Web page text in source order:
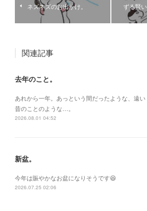
ネズネズのお出かけ。 ずる賢い
関連記事
去年のこと。
あれから一年。あっという間だったような、遠い
昔のことのような…。
2026.08.01 04:52
新盆。
今年は賑やかなお盆になりそうです😆
2026.07.25 02:06